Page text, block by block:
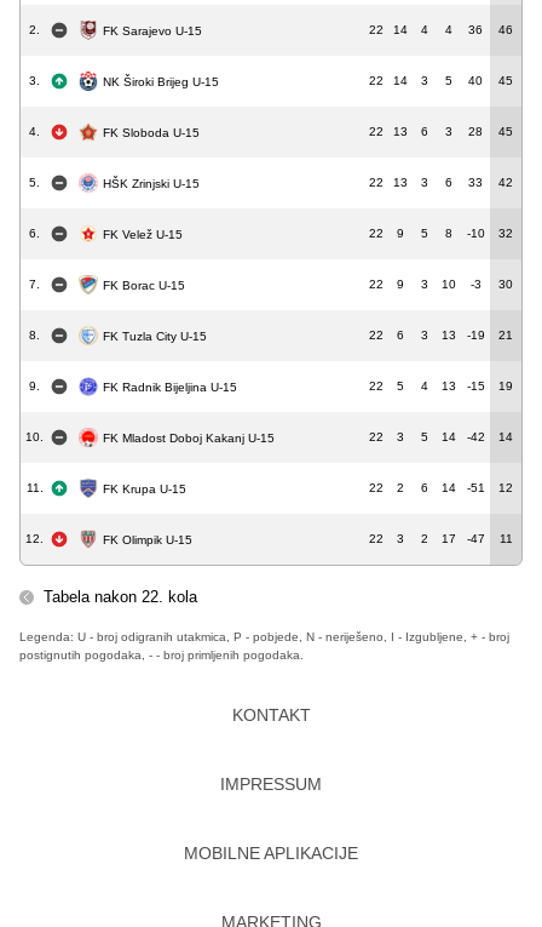
2. FK Sarajevo U-15 22 14 4 4 36 46
3. NK Široki Brijeg U-15 22 14 3 5 40 45
4. FK Sloboda U-15 22 13 6 3 28 45
5. HŠK Zrinjski U-15 22 13 3 6 33 42
6. FK Velež U-15 22 9 5 8 -10 32
7. FK Borac U-15 22 9 3 10 -3 30
8. FK Tuzla City U-15 22 6 3 13 -19 21
9. FK Radnik Bijeljina U-15 22 5 4 13 -15 19
10. FK Mladost Doboj Kakanj U-15 22 3 5 14 -42 14
11. FK Krupa U-15 22 2 6 14 -51 12
12. FK Olimpik U-15 22 3 2 17 -47 11
Tabela nakon 22. kola
Legenda: U - broj odigranih utakmica, P - pobjede, N - neriješeno, I - Izgubljene, + - broj
postignutih pogodaka, - - broj primljenih pogodaka.
KONTAKT
IMPRESSUM
MOBILNE APLIKACIJE
MARKETING